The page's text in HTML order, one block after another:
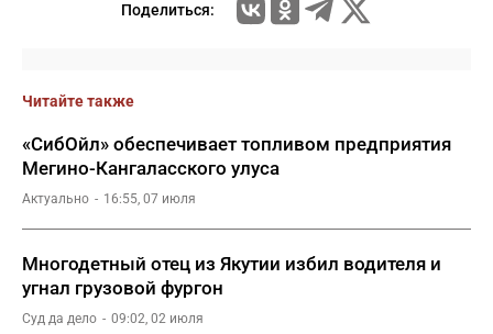
Поделиться:
Читайте также
«СибОйл» обеспечивает топливом предприятия
Мегино-Кангаласского улуса
Актуально 16:55, 07 июля
Многодетный отец из Якутии избил водителя и
угнал грузовой фургон
Суд да дело 09:02, 02 июля